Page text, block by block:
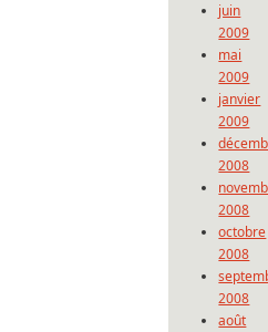
juin
2009
mai
2009
janvier
2009
2008
2008
octobre
2008
2008
août